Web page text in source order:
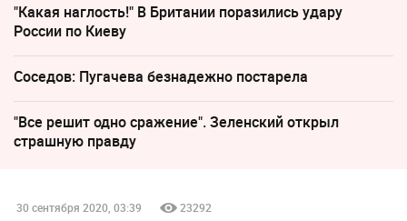
"Какая наглость!" В Британии поразились удару
России по Киеву
Соседов: Пугачева безнадежно постарела
"Все решит одно сражение". Зеленский открыл
страшную правду
30 сентября 2020, 03:39 23292